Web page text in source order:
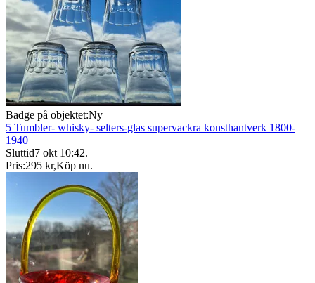
Badge på objektet:Ny
5 Tumbler- whisky- selters-glas supervackra konsthantverk 1800-
1940
Sluttid7 okt 10:42.
Pris:295 kr,Köp nu.